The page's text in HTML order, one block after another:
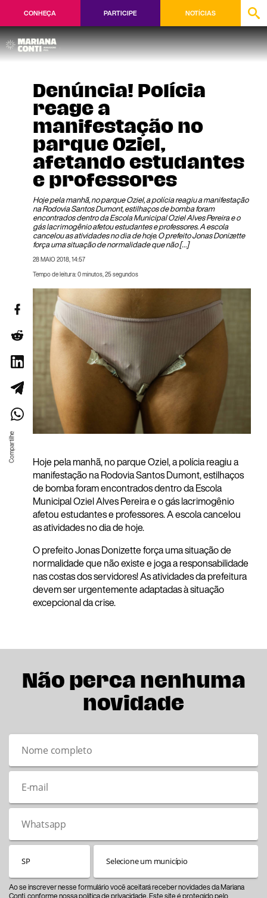
CONHEÇA PARTICIPE NOTÍCIAS
Denúncia! Polícia
reage a
manifestação no
parque Oziel,
afetando estudantes
e professores
Hoje pela manhã, no parque Oziel, a polícia reagiu a manifestação
na Rodovia Santos Dumont, estilhaços de bomba foram
encontrados dentro da Escola Municipal Oziel Alves Pereira e o
gás lacrimogênio afetou estudantes e professores. A escola
cancelou as atividades no dia de hoje. O prefeito Jonas Donizette
força uma situação de normalidade que não […]
28 MAIO 2018, 14:57
Tempo de leitura: 0 minutos, 25 segundos
Hoje pela manhã, no parque Oziel, a polícia reagiu a
manifestação na Rodovia Santos Dumont, estilhaços
de bomba foram encontrados dentro da Escola
Municipal Oziel Alves Pereira e o gás lacrimogênio
afetou estudantes e professores. A escola cancelou
as atividades no dia de hoje.
O prefeito Jonas Donizette força uma situação de
normalidade que não existe e joga a responsabilidade
nas costas dos servidores! As atividades da prefeitura
devem ser urgentemente adaptadas à situação
excepcional da crise.
Não perca nenhuma
novidade
Ao se inscrever nesse formulário você aceitará receber novidades da Mariana
Conti, conforme nossapolítica de privacidade. Este site é protegido pelo